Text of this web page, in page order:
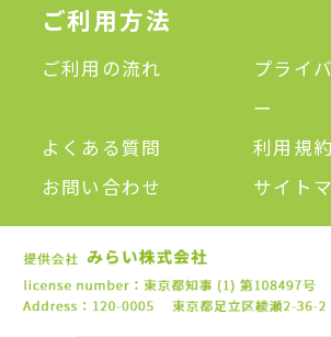
ご利用方法
ご利用の流れ
プライ
ー
よくある質問
利用規約
お問い合わせ
サイト